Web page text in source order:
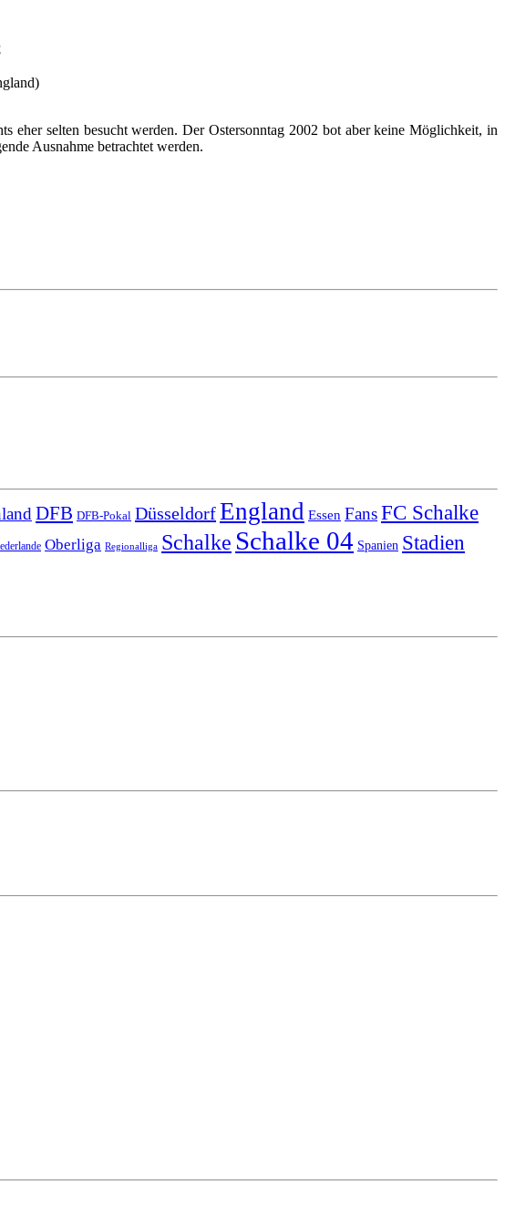
eher selten besucht werden. Der Ostersonntag 2002 bot aber keine Möglichkeit, in
Ausnahme betrachtet werden.
DFB DFB-Pokal DüsseldorfEngland Essen FansFC Schalke
Oberliga Regionalliga Schalke Schalke 04 Spanien Stadien